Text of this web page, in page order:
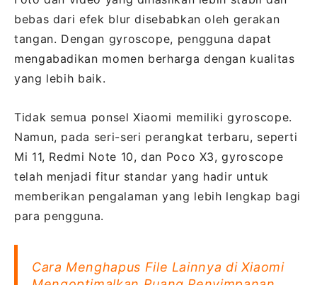
bebas dari efek blur disebabkan oleh gerakan
tangan. Dengan gyroscope, pengguna dapat
mengabadikan momen berharga dengan kualitas
yang lebih baik.
Tidak semua ponsel Xiaomi memiliki gyroscope.
Namun, pada seri-seri perangkat terbaru, seperti
Mi 11, Redmi Note 10, dan Poco X3, gyroscope
telah menjadi fitur standar yang hadir untuk
memberikan pengalaman yang lebih lengkap bagi
para pengguna.
Cara Menghapus File Lainnya di Xiaomi